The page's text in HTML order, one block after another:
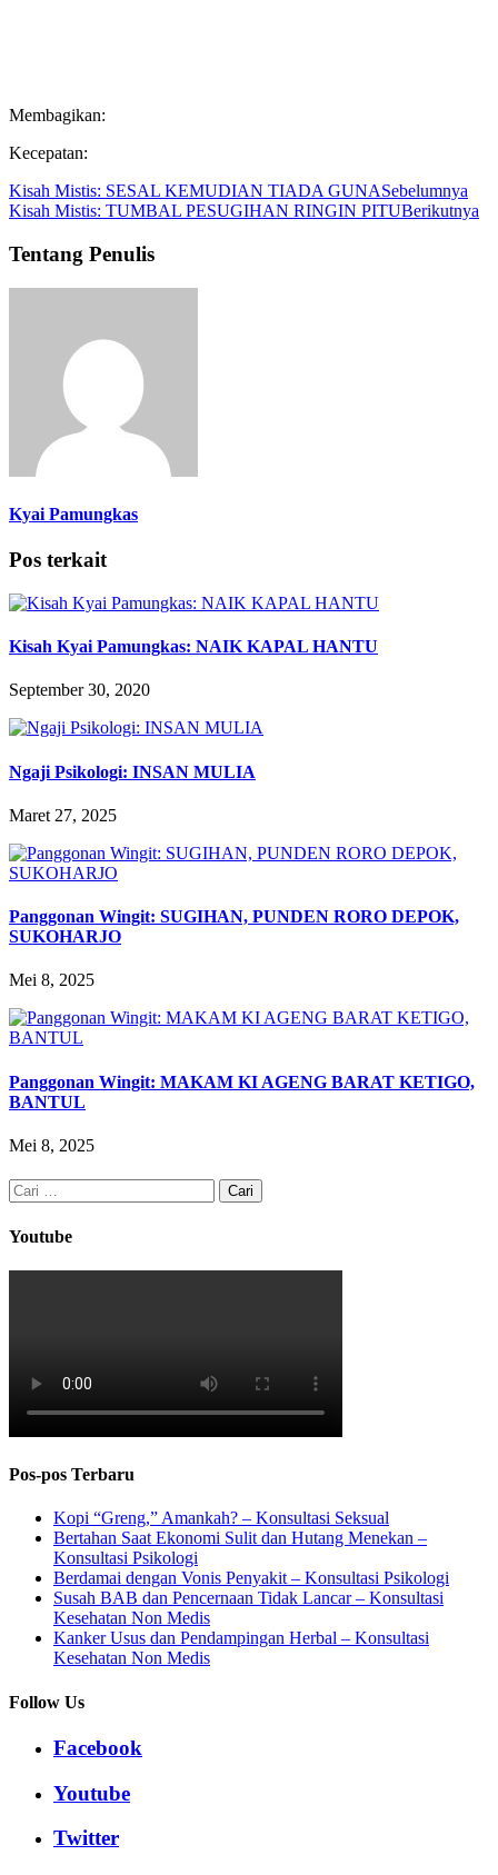
Membagikan:
Kecepatan:
Kisah Mistis: SESAL KEMUDIAN TIADA GUNASebelumnya
Kisah Mistis: TUMBAL PESUGIHAN RINGIN PITUBerikutnya
Tentang Penulis
Kyai Pamungkas
Pos terkait
Kisah Kyai Pamungkas: NAIK KAPAL HANTU
September 30, 2020
Ngaji Psikologi: INSAN MULIA
Maret 27, 2025
Panggonan Wingit: SUGIHAN, PUNDEN RORO DEPOK,
SUKOHARJO
Mei 8, 2025
Panggonan Wingit: MAKAM KI AGENG BARAT KETIGO,
BANTUL
Mei 8, 2025
Cari
untuk:
Youtube
Pos-pos Terbaru
Kopi “Greng,” Amankah? – Konsultasi Seksual
Bertahan Saat Ekonomi Sulit dan Hutang Menekan –
Konsultasi Psikologi
Berdamai dengan Vonis Penyakit – Konsultasi Psikologi
Susah BAB dan Pencernaan Tidak Lancar – Konsultasi
Kesehatan Non Medis
Kanker Usus dan Pendampingan Herbal – Konsultasi
Kesehatan Non Medis
Follow Us
Facebook
Youtube
Twitter